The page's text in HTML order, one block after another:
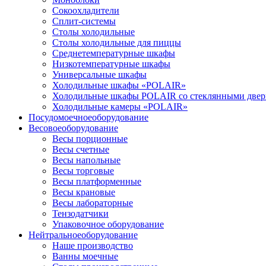
Сокоохладители
Сплит-системы
Столы холодильные
Столы холодильные для пиццы
Среднетемпературные шкафы
Низкотемпературные шкафы
Универсальные шкафы
Холодильные шкафы «POLAIR»
Холодильные шкафы POLAIR со стеклянными
Холодильные камеры «POLAIR»
Посудомоечноеоборудование
Весовоеоборудование
Весы порционные
Весы счетные
Весы напольные
Весы торговые
Весы платформенные
Весы крановые
Весы лабораторные
Тензодатчики
Упаковочное оборудование
Нейтральноеоборудование
Наше производство
Ванны моечные